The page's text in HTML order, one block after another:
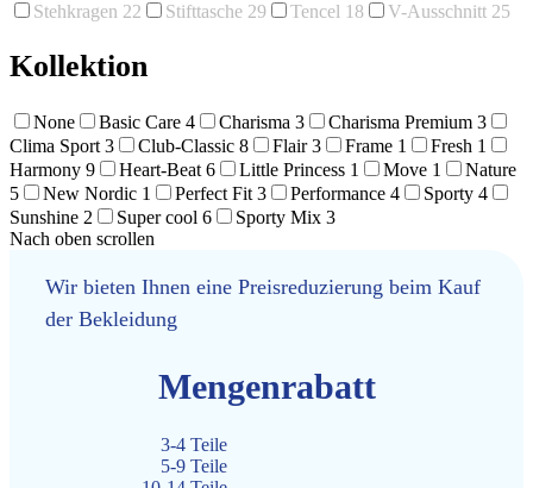
Stehkragen 22 Stifttasche 29 Tencel 18 V-Ausschnitt 25
Kollektion
None Basic Care 4 Charisma 3 Charisma Premium 3
Clima Sport 3 Club-Classic 8 Flair3 Frame 1 Fresh 1
Harmony 9 Heart-Beat 6 Little Princess 1 Move 1
Nature
5
New Nordic 1 Perfect Fit 3 Performance 4 Sporty 4
Sunshine 2 Super cool 6 Sporty Mix 3
Nach oben scrollen
Wir bieten Ihnen eine Preisreduzierung beim Kauf
der Bekleidung
Mengenrabatt
3-4 Teile
5-9 Teile